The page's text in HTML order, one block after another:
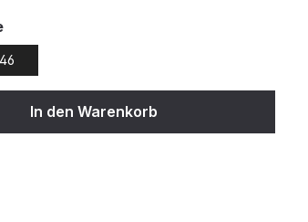
auswählen
46
In den Warenkorb